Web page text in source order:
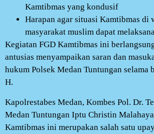
Kamtibmas yang kondusif
Harapan agar situasi Kamtibmas
masyarakat muslim dapat
Kegiatan FGD Kamtibmas ini
antusias menyampaikan saran dan
hukum Polsek Medan Tuntungan
H.
Kapolrestabes Medan, Kombes Pol. Dr.
Medan Tuntungan Iptu Christin
Kamtibmas ini merupakan salah satu